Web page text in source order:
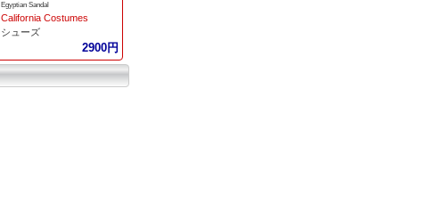
Egyptian Sandal
California Costumes
シューズ
2900円